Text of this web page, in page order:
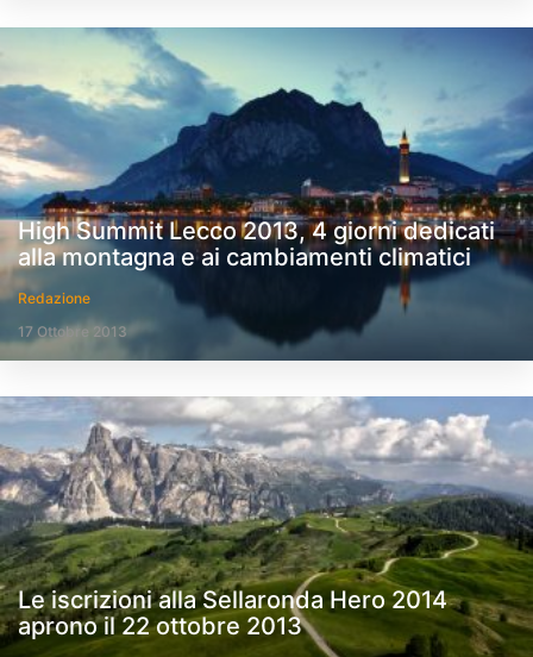
High Summit Lecco 2013, 4 giorni dedicati
alla montagna e ai cambiamenti climatici
Redazione
17 Ottobre 2013
Le iscrizioni alla Sellaronda Hero 2014
aprono il 22 ottobre 2013